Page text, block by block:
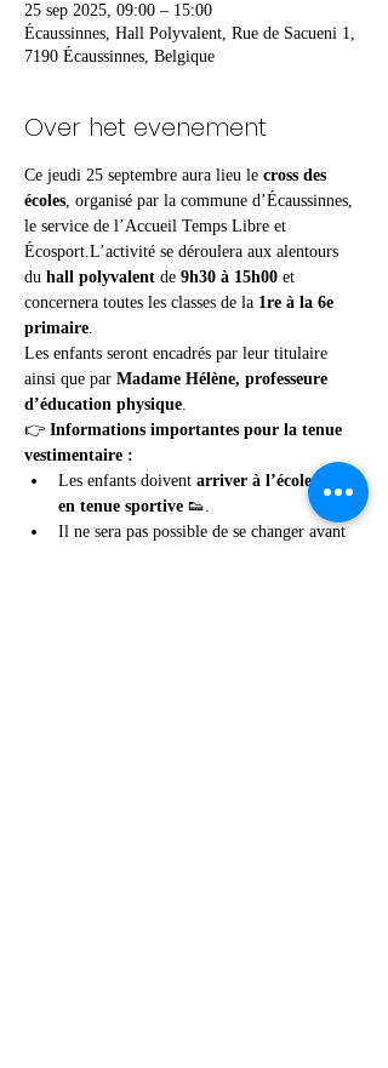
25 sep 2025, 09:00 – 15:00
Écaussinnes, Hall Polyvalent, Rue de Sacueni 1,
7190 Écaussinnes, Belgique
Over het evenement
Ce jeudi 25 septembre aura lieu le cross des
écoles, organisé par la commune d’Écaussinnes,
le service de l’Accueil Temps Libre et
Écosport.L’activité se déroulera aux alentours
du hall polyvalent de 9h30 à 15h00 et
concernera toutes les classes de la 1re à la 6e
primaire.
Les enfants seront encadrés par leur titulaire
ainsi que par Madame Hélène, professeure
d’éducation physique.
👉 Informations importantes pour la tenue
vestimentaire :
Les enfants doivent arriver à l’école déjà
en tenue sportive 👟.
Il ne sera pas possible de se changer avant